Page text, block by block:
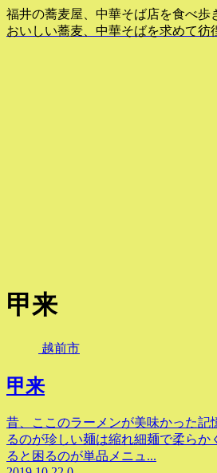
福井の蕎麦屋、中華そば店を食べ歩
おいしい蕎麦、中華そばを求めて彷
甲来
越前市
甲来
昔、ここのラーメンが美味かった記
るのが珍しい麺は縮れ細麺で柔ら
ると困るのが単品メニュ...